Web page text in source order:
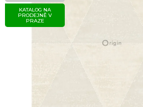
KATALOG NA
PRODEJNĚ V
PRAZE